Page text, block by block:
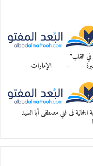
في القلب”
هبرة – الإمارات
الجمالية فى فني مصطفى أبا السيد –